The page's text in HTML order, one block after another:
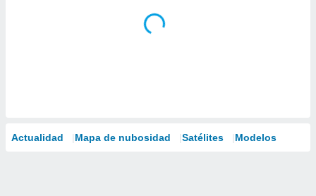
Actualidad Mapa de nubosidad Satélites Modelos